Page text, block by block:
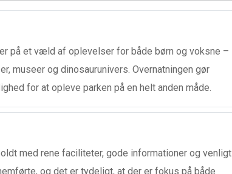
på et væld af oplevelser for både børn og voksne –
museer og dinosaurunivers. Overnatningen gør
for at opleve parken på en helt anden måde.
med rene faciliteter, gode informationer og venligt
og det er tydeligt, at der er fokus på både